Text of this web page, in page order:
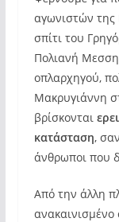
αγωνιστών της
σπίτι του
Πολιανή
οπλαρχηγού,
Μακρυγιάννη
βρίσκονται
κατάσταση,
άνθρωποι που
Από την άλλη